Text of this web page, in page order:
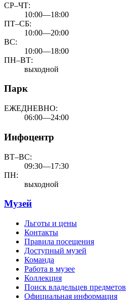
СР–ЧТ:
10:00—18:00
ПТ–СБ:
10:00—20:00
ВС:
10:00—18:00
ПН–ВТ:
выходной
Парк
ЕЖЕДНЕВНО:
06:00—24:00
Инфоцентр
ВТ–ВС:
09:30—17:30
ПН:
выходной
Музей
Льготы и цены
Контакты
Правила посещения
Доступный музей
Команда
Работа в музее
Коллекция
Поиск владельцев предметов
Официальная информация